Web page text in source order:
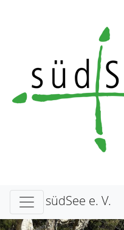
südSee e. V.